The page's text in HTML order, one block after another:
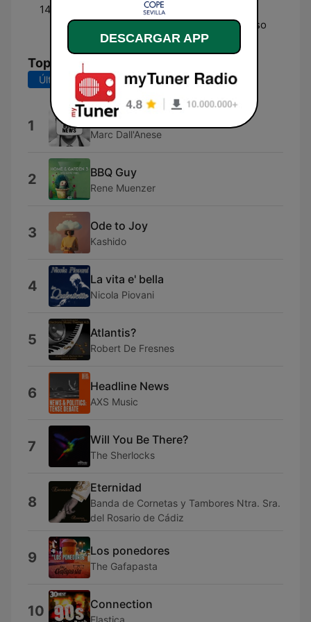
14:30 - 15:00
Mediodía COPE Fin de
Semana - Con Iván Alonso
Top Canciones
Últimos 7 días Últimos 30 días
1 Geopolitical News
Marc Dall'Anese
2 BBQ Guy
Rene Muenzer
3 Ode to Joy
Kashido
4 La vita e' bella
Nicola Piovani
5 Atlantis?
Robert De Fresnes
6 Headline News
AXS Music
7 Will You Be There?
The Sherlocks
8
Eternidad
Banda de Cornetas y Tambores Ntra. Sra.
del Rosario de Cádiz
9 Los ponedores
The Gafapasta
10 Connection
Elastica
DESCARGAR APP